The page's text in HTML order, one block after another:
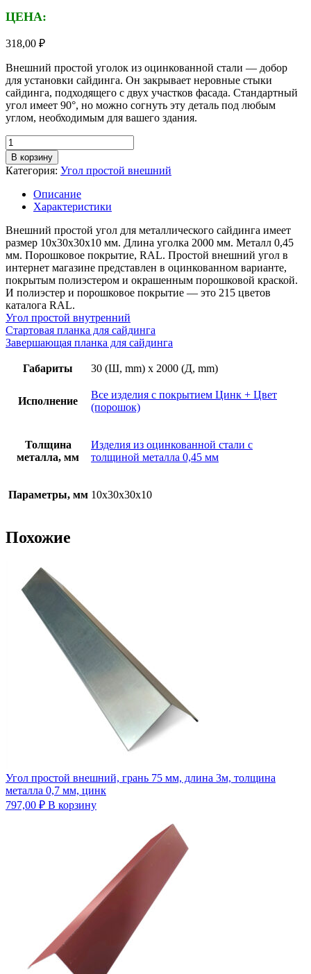
ЦЕНА:
318,00 ₽
Внешний простой уголок из оцинкованной стали — добор
для установки сайдинга. Он закрывает неровные стыки
сайдинга, подходящего с двух участков фасада. Стандартный
угол имеет 90°, но можно согнуть эту деталь под любым
углом, необходимым для вашего здания.
Количество
товара
Угол
простой
внешний,
грань
мм,
длина
2м,
толщина
металла
0,45
мм,
RAL
(порошок)
В корзину
Категория: Угол простой внешний
Описание
Характеристики
Внешний простой угол для металлического сайдинга имеет
размер 10х30х30х10 мм. Длина уголка 2000 мм. Металл 0,45
мм. Порошковое покрытие, RAL. Простой внешний угол в
интернет магазине представлен в оцинкованном варианте,
покрытым полиэстером и окрашенным порошковой краской.
И полиэстер и порошковое покрытие — это 215 цветов
каталога RAL.
Угол простой внутренний
Стартовая планка для сайдинга
Завершающая планка для сайдинга
Габариты 30 (Ш, mm) x 2000 (Д, mm)
Исполнение
Все изделия с покрытием Цинк + Цвет
(порошок)
Толщина
металла, мм
Изделия из оцинкованной стали с
толщиной металла 0,45 мм
Параметры, мм 10х30х30х10
Похожие
Угол простой внешний, грань 75 мм, длина 3м, толщина
металла 0,7 мм, цинк
797,00 ₽ В корзину